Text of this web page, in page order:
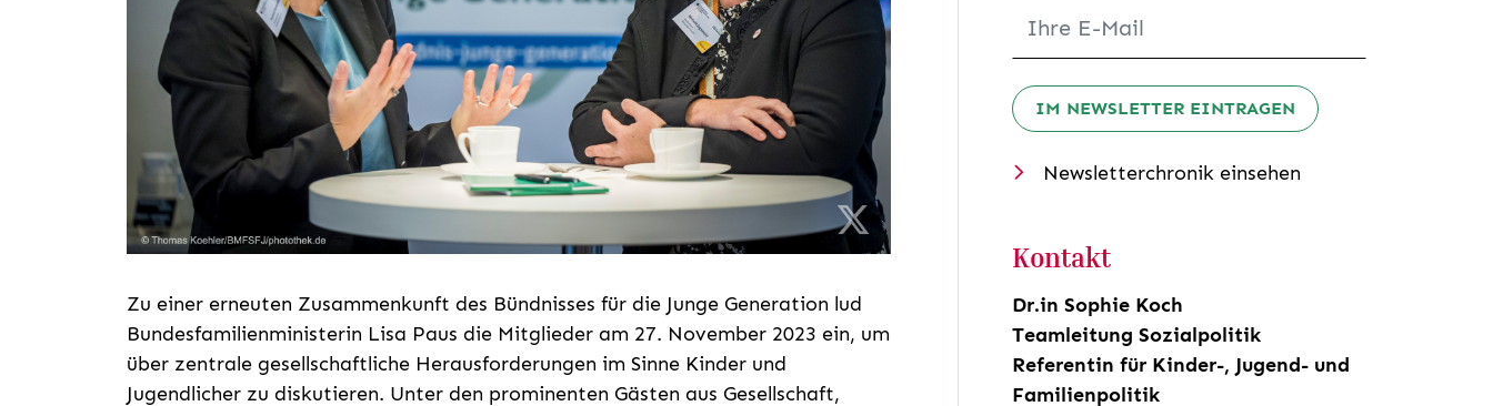
Zu einer erneuten Zusammenkunft des Bündnisses für die Junge Generation lud
Bundesfamilienministerin Lisa Paus die Mitglieder am 27. November 2023 ein, um
über zentrale gesellschaftliche Herausforderungen im Sinne Kinder und
Jugendlicher zu diskutieren. Unter den prominenten Gästen aus Gesellschaft,
IM NEWSLETTER EINTRAGEN
Newsletterchronik einsehen
Kontakt
Dr.in Sophie Koch
Teamleitung Sozialpolitik
Referentin für Kinder-, Jugend- und
Familienpolitik